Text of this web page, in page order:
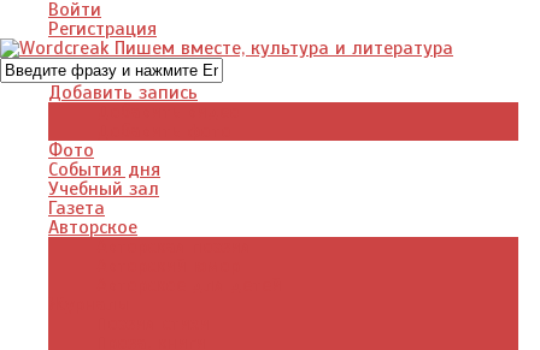
Войти
Регистрация
Добавить запись
Фото
События дня
Учебный зал
Газета
Авторское